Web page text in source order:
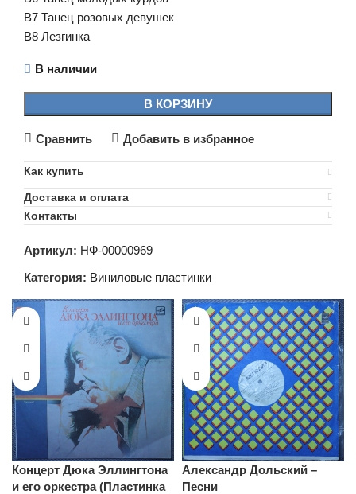
B7 Танец розовых девушек
B8 Лезгинка
В наличии
В КОРЗИНУ
Сравнить Добавить в избранное
Как купить
Доставка и оплата
Контакты
Артикул: НФ-00000969
Категория: Виниловые пластинки
Концерт Дюка Эллингтона
и его оркестра (Пластинка
Александр Дольский –
Песни